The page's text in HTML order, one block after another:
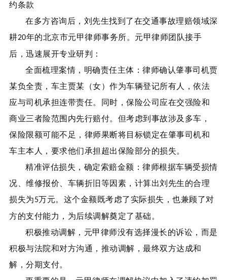
约条款
在多方咨询后，刘先生找到了在交通事故理赔领域深
耕20年的北京市元甲律师事务所。元甲律师团队接手
后，迅速展开专业研判：
全面梳理案情，明确责任主体：律师确认肇事司机贾
某负全责，车主贾某（女）作为车辆登记所有人，依法
应与司机承担连带责任。同时，保险公司应在交强险和
商业三者险范围内先行赔付。但考虑到事故涉及多车，
保险限额可能不足，律师果断将目标锁定在肇事司机和
车主本人，要求他们承担超出保险部分的损失。
精准评估损失，确定索赔金额：律师根据车辆受损情
况、维修报价、车辆折旧等因素，计算出刘先生的合理
损失为5万元。这个金额既考虑了实际损失，也兼顾了对
方的支付能力，为后续调解奠定了基础。
积极推动调解，元甲律师没有选择漫长的诉讼，而是
积极与法院和对方沟通，推动调解 ， 最终双方达成和
解，分期支付。